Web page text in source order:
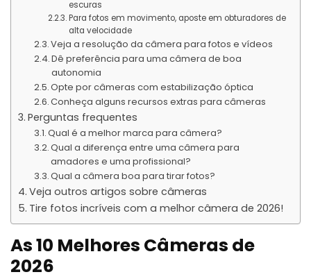
escuras
Para fotos em movimento, aposte em obturadores de
alta velocidade
Veja a resolução da câmera para fotos e vídeos
Dê preferência para uma câmera de boa
autonomia
Opte por câmeras com estabilização óptica
Conheça alguns recursos extras para câmeras
Perguntas frequentes
Qual é a melhor marca para câmera?
Qual a diferença entre uma câmera para
amadores e uma profissional?
Qual a câmera boa para tirar fotos?
Veja outros artigos sobre câmeras
Tire fotos incríveis com a melhor câmera de 2026!
As 10 Melhores Câmeras de
2026